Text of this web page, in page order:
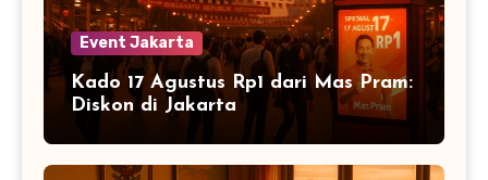
Event Jakarta
Kado 17 Agustus Rp1 dari Mas Pram:
Diskon di Jakarta